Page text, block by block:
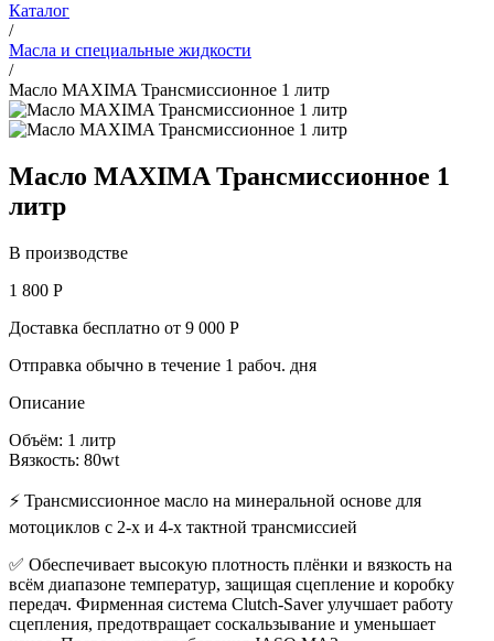
Каталог
/
Масла и специальные жидкости
/
Масло MAXIMA Трансмиссионное 1 литр
Масло MAXIMA Трансмиссионное 1
литр
В производстве
1 800 Р
Доставка бесплатно от 9 000 Р
Отправка обычно в течение 1 рабоч. дня
Описание
Объём: 1 литр
Вязкость: 80wt
⚡ Трансмиссионное масло на минеральной основе для
мотоциклов с 2-х и 4-х тактной трансмиссией
✅ Обеспечивает высокую плотность плёнки и вязкость на
всём диапазоне температур, защищая сцепление и коробку
передач. Фирменная система Clutch-Saver улучшает работу
сцепления, предотвращает соскальзывание и уменьшает